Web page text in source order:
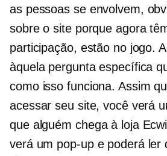
as pessoas se envolvem,
sobre o site porque agora
participação, estão no jogo.
àquela pergunta específica
como isso funciona. Assim
acessar seu site, você verá
que alguém chega à loja
verá um pop-up e poderá ler